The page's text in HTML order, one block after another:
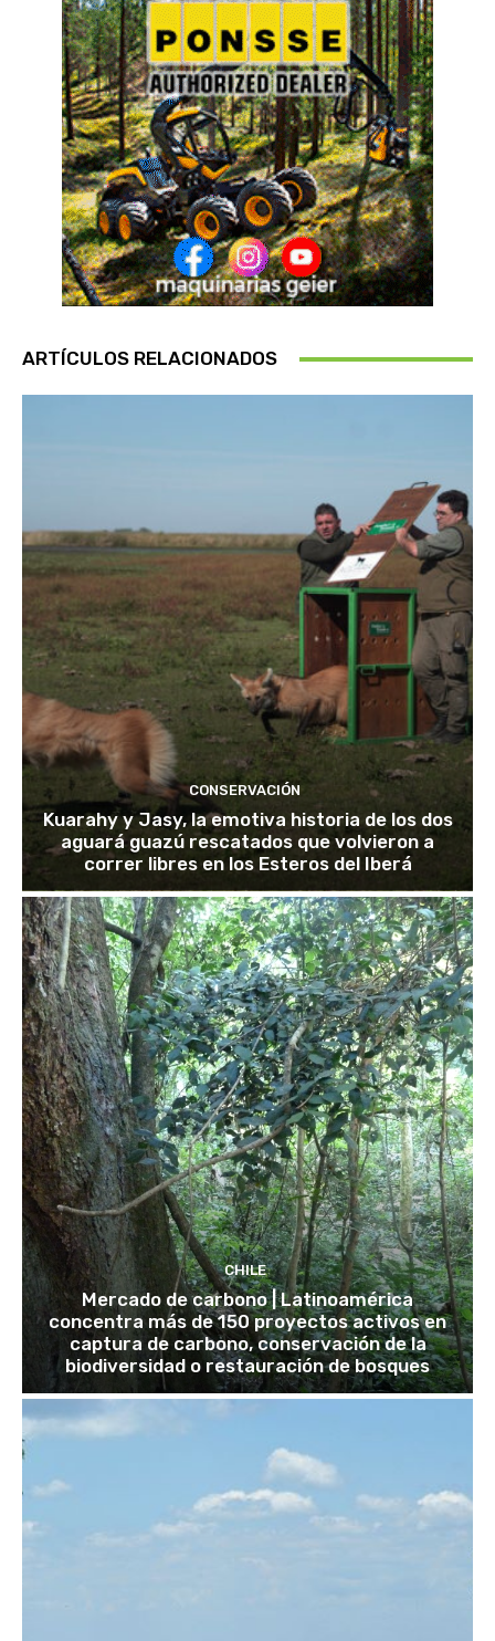
ARTÍCULOS RELACIONADOS
CONSERVACIÓN
Kuarahy y Jasy, la emotiva historia de los dos
aguará guazú rescatados que volvieron a
correr libres en los Esteros del Iberá
CHILE
Mercado de carbono | Latinoamérica
concentra más de 150 proyectos activos en
captura de carbono, conservación de la
biodiversidad o restauración de bosques